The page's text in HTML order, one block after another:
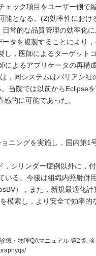
ック項目をユーザー側で
となる。(2)効率性におけ
常的な品質管理の効率化
タを複製することにより
，医師によるターゲット
よるアプリケータの再構
，同システムはバリアン社
当院では以前からEclipse
的に可能であった。
ニングを実施し，国内第1
シリンダー症例以外に，
いる。今後は組織内照射併
），また，新規最適化
模索し，より安全で効率的
療・物理QAマニュアル 第2版.